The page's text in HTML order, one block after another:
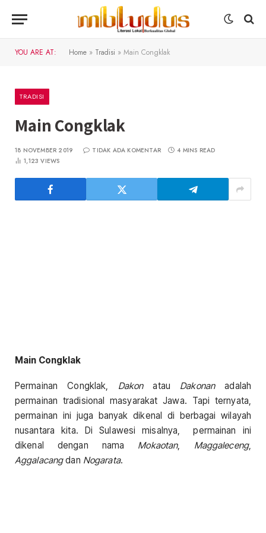
YOU ARE AT: Home » Tradisi » Main Congklak
TRADISI
Main Congklak
18 NOVEMBER 2019 TIDAK ADA KOMENTAR
4 MINS READ
1,123VIEWS
Main Congklak
Permainan Congklak, Dakonatau Dakonanadalah
permainan tradisional masyarakat Jawa. Tapi ternyata,
permainan ini juga banyak dikenal di berbagai wilayah
nusantara kita. Di Sulawesi misalnya, permainan ini
dikenal dengan nama Mokaotan, Maggaleceng,
Aggalacangdan Nogarata.